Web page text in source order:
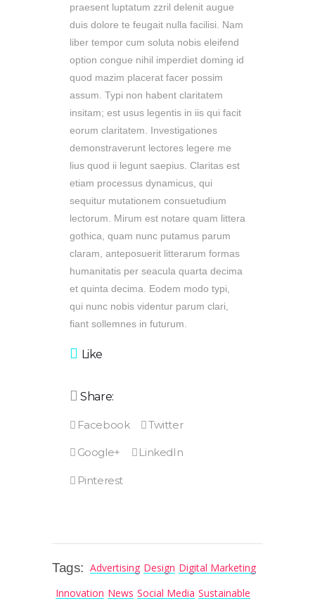
praesent luptatum zzril delenit augue
duis dolore te feugait nulla facilisi. Nam
liber tempor cum soluta nobis eleifend
option congue nihil imperdiet doming id
quod mazim placerat facer possim
assum. Typi non habent claritatem
insitam; est usus legentis in iis qui facit
eorum claritatem. Investigationes
demonstraverunt lectores legere me
lius quod ii legunt saepius. Claritas est
etiam processus dynamicus, qui
sequitur mutationem consuetudium
lectorum. Mirum est notare quam littera
gothica, quam nunc putamus parum
claram, anteposuerit litterarum formas
humanitatis per seacula quarta decima
et quinta decima. Eodem modo typi,
qui nunc nobis videntur parum clari,
fiant sollemnes in futurum.
Like
Share:
Tags: Advertising Design Digital Marketing
Innovation News Social Media Sustainable